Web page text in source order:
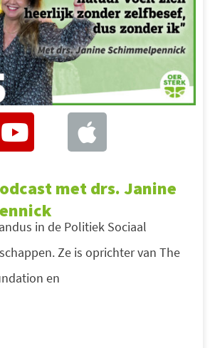
met drs. Janine
in de Politiek Sociaal
Ze is oprichter van The
en